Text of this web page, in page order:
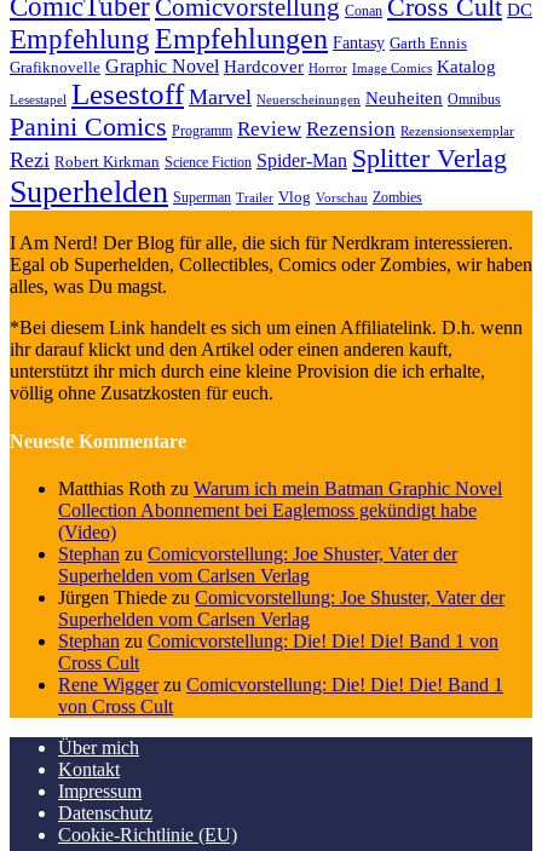
ComicTuberComicvorstellung Conan Cross Cult DC
Empfehlung Empfehlungen Fantasy Garth Ennis
Grafiknovelle Graphic Novel Hardcover Horror Image Comics Katalog
Lesestapel Lesestoff Marvel Neuerscheinungen Neuheiten Omnibus
Panini Comics Programm Review Rezension Rezensionsexemplar
Rezi Robert Kirkman Science Fiction Spider-Man Splitter Verlag
Superhelden Superman Trailer Vlog Vorschau Zombies
I Am Nerd! Der Blog für alle, die sich für Nerdkram interessieren.
Egal ob Superhelden, Collectibles, Comics oder Zombies, wir haben
alles, was Du magst.
*Bei diesem Link handelt es sich um einen Affiliatelink. D.h. wenn
ihr darauf klickt und den Artikel oder einen anderen kauft,
unterstützt ihr mich durch eine kleine Provision die ich erhalte,
völlig ohne Zusatzkosten für euch.
Neueste Kommentare
Matthias Roth zu Warum ich mein Batman Graphic Novel
Collection Abonnement bei Eaglemoss gekündigt habe
(Video)
Stephan zu Comicvorstellung: Joe Shuster, Vater der
Superhelden vom Carlsen Verlag
Jürgen Thiede zu Comicvorstellung: Joe Shuster, Vater der
Superhelden vom Carlsen Verlag
Stephan zu Comicvorstellung: Die! Die! Die! Band 1 von
Cross Cult
Rene Wiggerzu Comicvorstellung: Die! Die! Die! Band 1
von Cross Cult
Über mich
Kontakt
Impressum
Datenschutz
Cookie-Richtlinie (EU)